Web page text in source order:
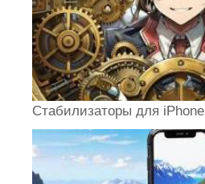
Стабилизаторы для iPhone